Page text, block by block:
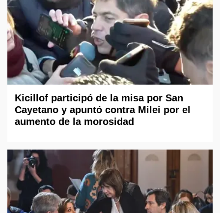
Kicillof participó de la misa por San
Cayetano y apuntó contra Milei por el
aumento de la morosidad